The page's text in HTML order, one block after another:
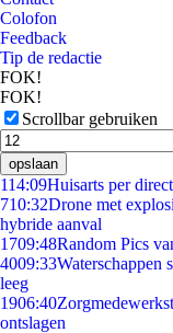
Colofon
Feedback
Tip de redactie
FOK!
FOK!
Scrollbar gebruiken
opslaan
114:09Huisarts per
710:32Drone met
hybride aanval
1709:48Random Pics
4009:33Waterschappen
leeg
1906:40
ontslagen